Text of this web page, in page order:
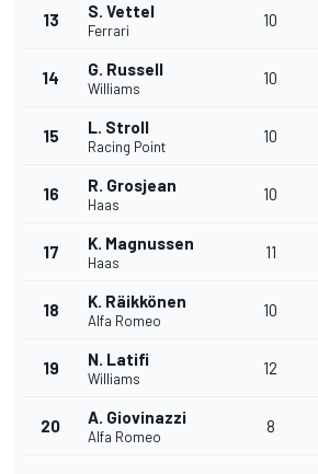
13 S. Vettel
Ferrari
10
14 G. Russell
Williams
10
15 L. Stroll
Racing Point
10
16 R. Grosjean
Haas
10
17 K. Magnussen
Haas
11
18 K. Räikkönen
Alfa Romeo
10
19 N. Latifi
Williams
12
20 A. Giovinazzi
Alfa Romeo
8